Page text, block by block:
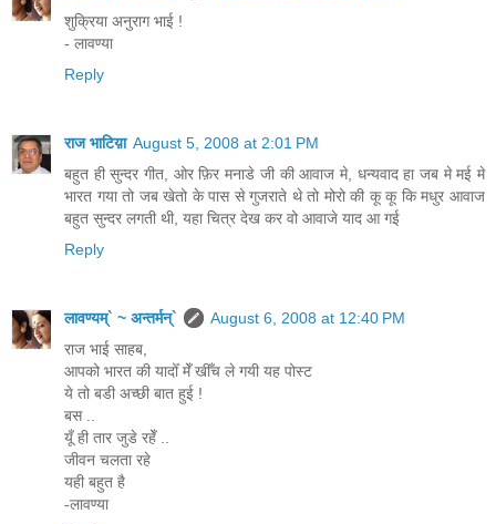
शुक्रिया अनुराग भाई !
- लावण्या
Reply
राज भाटिय़ा August 5, 2008 at 2:01 PM
बहुत ही सुन्दर गीत, ओर फ़िर मनाडे जी की आवाज मे, धन्यवाद हा जब मे मई मे
भारत गया तो जब खेतो के पास से गुजराते थे तो मोरो की कू कू कि मधुर आवाज
बहुत सुन्दर लगती थी, यहा चित्र देख कर वो आवाजे याद आ गई
Reply
लावण्यम्` ~ अन्तर्मन्`
August 6, 2008 at 12:40 PM
राज भाई साहब,
आपको भारत की यादोँ मेँ खीँच ले गयी यह पोस्ट
ये तो बडी अच्छी बात हुई !
बस ..
यूँ ही तार जुडे रहेँ ..
जीवन चलता रहे
यही बहुत है
-लावण्या